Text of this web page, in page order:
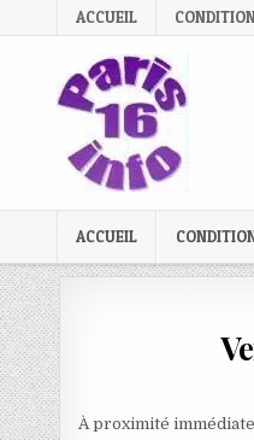
to
ACCUEIL
ACCUEIL
À proximité